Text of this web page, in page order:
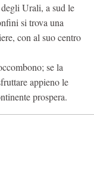
degli Urali, a sud le
si trova una
con al suo centro
se la
appieno le
prospera.